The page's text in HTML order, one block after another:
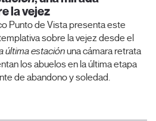
la vejez
Punto de Vista presenta este
sobre la vejez desde el
última estaciónuna cámara retrata
los abuelos en la última etapa
de abandono y soledad.